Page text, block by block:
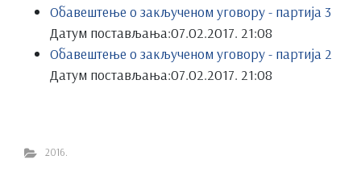
Обавештење о закљученом уговору - партија 3
Датум постављања:07.02.2017. 21:08
Обавештење о закљученом уговору - партија 2
Датум постављања:07.02.2017. 21:08
2016.